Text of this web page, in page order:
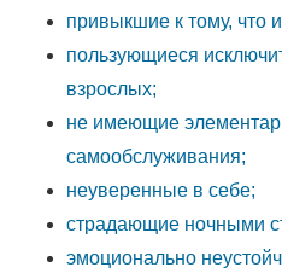
привыкшие к тому, что
пользующиеся
взрослых;
не имеющие
самообслуживания;
неуверенные в себе;
страдающие ночными
эмоционально